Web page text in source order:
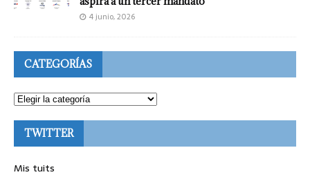
4 junio, 2026
CATEGORÍAS
TWITTER
Mis tuits